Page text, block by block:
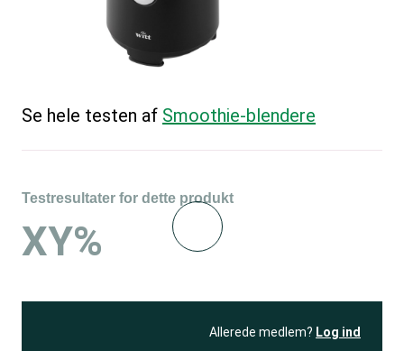
Se hele testen af Smoothie-blendere
Testresultater for dette produkt
XY%
Allerede medlem? Log ind